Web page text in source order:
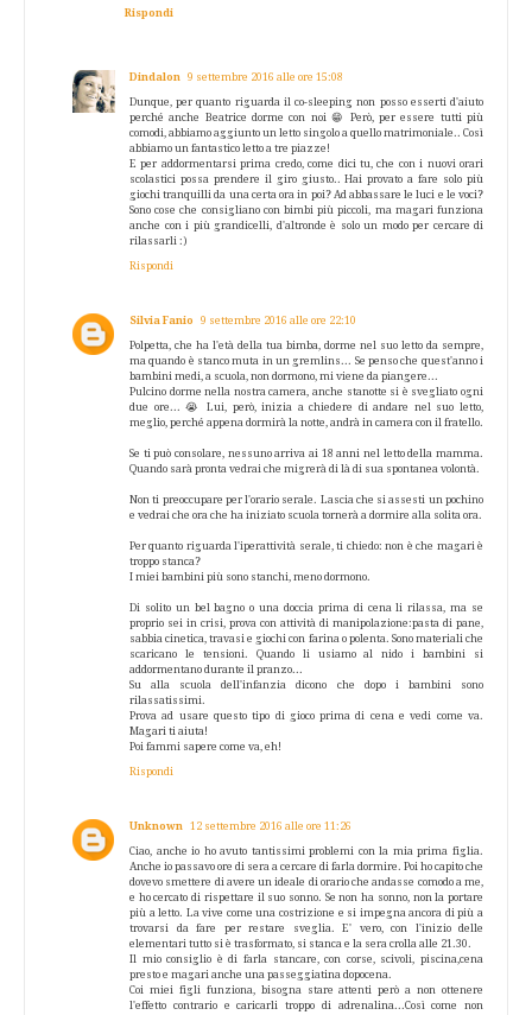
Rispondi
Dindalon 9 settembre 2016 alle ore 15:08
Dunque, per quanto riguarda il co-sleeping non posso esserti d'aiuto
perché anche Beatrice dorme con noi 😁 Però, per essere tutti più
comodi, abbiamo aggiunto un letto singolo a quello matrimoniale.. Così
abbiamo un fantastico letto a tre piazze!
E per addormentarsi prima credo, come dici tu, che con i nuovi orari
scolastici possa prendere il giro giusto.. Hai provato a fare solo più
giochi tranquilli da una certa ora in poi? Ad abbassare le luci e le voci?
Sono cose che consigliano con bimbi più piccoli, ma magari funziona
anche con i più grandicelli, d'altronde è solo un modo per cercare di
rilassarli :)
Rispondi
Silvia Fanio 9 settembre 2016 alle ore 22:10
Polpetta, che ha l'età della tua bimba, dorme nel suo letto da sempre,
ma quando è stanco muta in un gremlins... Se penso che quest'anno i
bambini medi, a scuola, non dormono, mi viene da piangere...
Pulcino dorme nella nostra camera, anche stanotte si è svegliato ogni
due ore... 😭 Lui, però, inizia a chiedere di andare nel suo letto,
meglio, perché appena dormirà la notte, andrà in camera con il fratello.
Se ti può consolare, nessuno arriva ai 18 anni nel letto della mamma.
Quando sarà pronta vedrai che migrerà di là di sua spontanea volontà.
Non ti preoccupare per l'orario serale. Lascia che si assesti un pochino
e vedrai che ora che ha iniziato scuola tornerà a dormire alla solita ora.
Per quanto riguarda l'iperattività serale, ti chiedo: non è che magari è
troppo stanca?
I miei bambini più sono stanchi, meno dormono.
Di solito un bel bagno o una doccia prima di cena li rilassa, ma se
proprio sei in crisi, prova con attività di manipolazione:pasta di pane,
sabbia cinetica, travasi e giochi con farina o polenta. Sono materiali che
scaricano le tensioni. Quando li usiamo al nido i bambini si
addormentano durante il pranzo...
Su alla scuola dell'infanzia dicono che dopo i bambini sono
rilassatissimi.
Prova ad usare questo tipo di gioco prima di cena e vedi come va.
Magari ti aiuta!
Poi fammi sapere come va, eh!
Rispondi
Unknown 12 settembre 2016 alle ore 11:26
Ciao, anche io ho avuto tantissimi problemi con la mia prima figlia.
Anche io passavo ore di sera a cercare di farla dormire. Poi ho capito che
dovevo smettere di avere un ideale di orario che andasse comodo a me,
e ho cercato di rispettare il suo sonno. Se non ha sonno, non la portare
più a letto. La vive come una costrizione e si impegna ancora di più a
trovarsi da fare per restare sveglia. E' vero, con l'inizio delle
elementari tutto si è trasformato, si stanca e la sera crolla alle 21.30.
Il mio consiglio è di farla stancare, con corse, scivoli, piscina,cena
presto e magari anche una passeggiatina dopocena.
Coi miei figli funziona, bisogna stare attenti però a non ottenere
l'effetto contrario e caricarli troppo di adrenalina...Così come non